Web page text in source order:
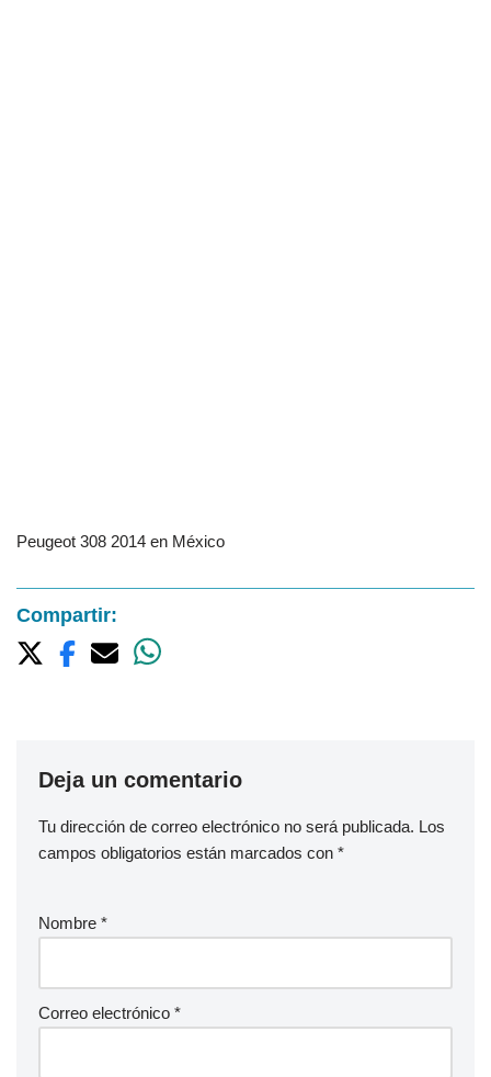
Peugeot 308 2014 en México
Compartir:
Deja un comentario
Tu dirección de correo electrónico no será publicada. Los
campos obligatorios están marcados con *
Nombre *
Correo electrónico *